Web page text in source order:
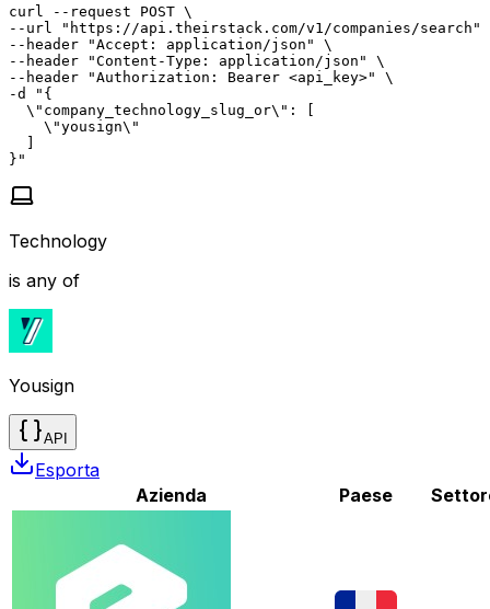
curl --request POST \
--url "https://api.theirstack.com/v1/companies/search"
--header "Accept: application/json" \
--header "Content-Type: application/json" \
--header "Authorization: Bearer <api_key>" \
-d "{
  \"company_technology_slug_or\": [
    \"yousign\"
  ]
}"
Technology
is any of
Yousign
API
Esporta
Azienda
Paese